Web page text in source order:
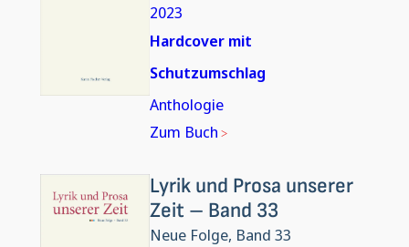
2023
Hardcover mit
Schutzumschlag
Anthologie
Zum Buch
Lyrik und Prosa unserer
Zeit – Band 33
Neue Folge, Band 33